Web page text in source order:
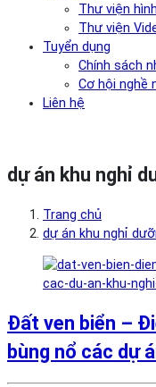
Thư viện
Thư viện
Tuyển dụng
Chính sách
Cơ hội nghề
Liên hệ
dự án khu nghỉ
Trang chủ
dự án khu nghỉ
Đất ven biển –
bùng nổ các dự